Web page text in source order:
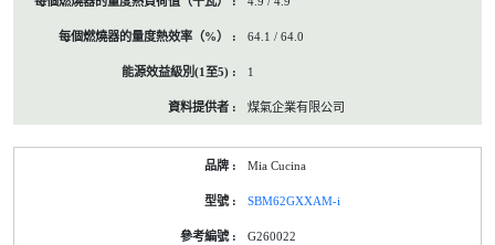
64.1 / 64.0
1
煤氣企業有限公司
Mia Cucina
SBM62GXXAM-i
G260022